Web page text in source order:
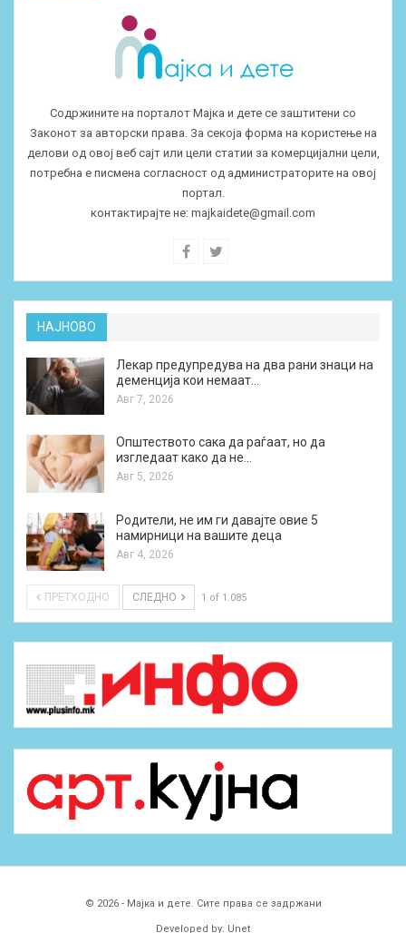
Содржините на порталот Мајка и дете се заштитени со
Законот за авторски права. За секоја форма на користење на
делови од овој веб сајт или цели статии за комерцијални цели,
потребна е писмена согласност од администраторите на овој
портал.
контактирајте не: majkaidete@gmail.com
НАЈНОВО
Лекар предупредува на два рани знаци на
деменција кои немаат…
Авг 7, 2026
Општеството сака да раѓаат, но да
изгледаат како да не…
Авг 5, 2026
Родители, не им ги давајте овие 5
намирници на вашите деца
Авг 4, 2026
ПРЕТХОДНО СЛЕДНО 1 of 1.085
© 2026 - Мајка и дете. Сите права се задржани
Developed by: Unet